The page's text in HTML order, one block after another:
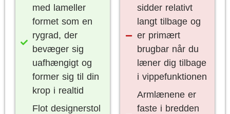
med lameller
formet som en
rygrad, der
bevæger sig
uafhængigt og
former sig til din
krop i realtid
Flot designerstol
sidder relativt
langt tilbage og
er primært
brugbar når du
læner dig tilbage
i vippefunktionen
Armlænene er
faste i bredden